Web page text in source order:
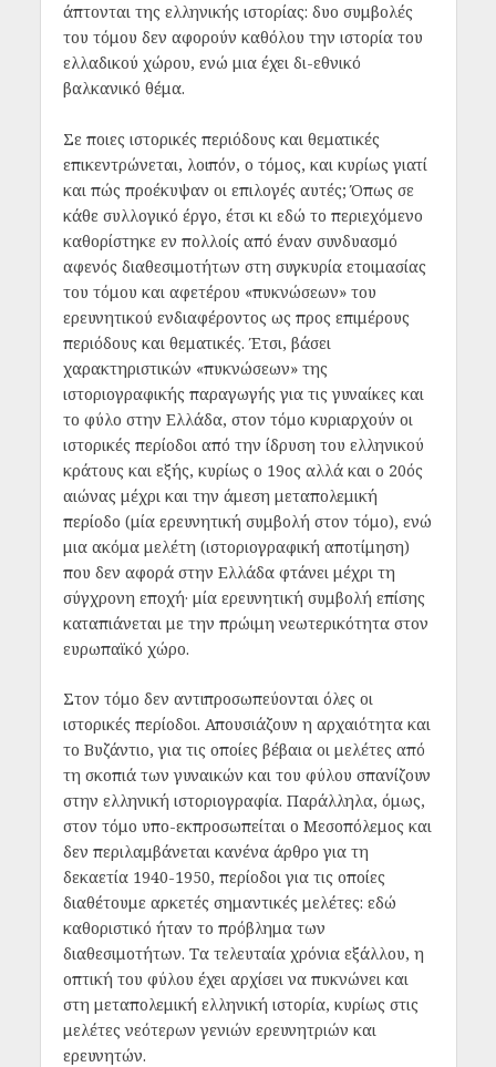
άπτονται της ελληνικής ιστορίας: δυο συμβολές
του τόμου δεν αφορούν καθόλου την ιστορία του
ελλαδικού χώρου, ενώ μια έχει δι-εθνικό
βαλκανικό θέμα.
Σε ποιες ιστορικές περιόδους και θεματικές
επικεντρώνεται, λοιπόν, ο τόμος, και κυρίως γιατί
και πώς προέκυψαν οι επιλογές αυτές; Όπως σε
κάθε συλλογικό έργο, έτσι κι εδώ το περιεχόμενο
καθορίστηκε εν πολλοίς από έναν συνδυασμό
αφενός διαθεσιμοτήτων στη συγκυρία ετοιμασίας
του τόμου και αφετέρου «πυκνώσεων» του
ερευνητικού ενδιαφέροντος ως προς επιμέρους
περιόδους και θεματικές. Έτσι, βάσει
χαρακτηριστικών «πυκνώσεων» της
ιστοριογραφικής παραγωγής για τις γυναίκες και
το φύλο στην Ελλάδα, στον τόμο κυριαρχούν οι
ιστορικές περίοδοι από την ίδρυση του ελληνικού
κράτους και εξής, κυρίως ο 19ος αλλά και ο 20ός
αιώνας μέχρι και την άμεση μεταπολεμική
περίοδο (μία ερευνητική συμβολή στον τόμο), ενώ
μια ακόμα μελέτη (ιστοριογραφική αποτίμηση)
που δεν αφορά στην Ελλάδα φτάνει μέχρι τη
σύγχρονη εποχή· μία ερευνητική συμβολή επίσης
καταπιάνεται με την πρώιμη νεωτερικότητα στον
ευρωπαϊκό χώρο.
Στον τόμο δεν αντιπροσωπεύονται όλες οι
ιστορικές περίοδοι. Απουσιάζουν η αρχαιότητα και
το Βυζάντιο, για τις οποίες βέβαια οι μελέτες από
τη σκοπιά των γυναικών και του φύλου σπανίζουν
στην ελληνική ιστοριογραφία. Παράλληλα, όμως,
στον τόμο υπο-εκπροσωπείται ο Μεσοπόλεμος και
δεν περιλαμβάνεται κανένα άρθρο για τη
δεκαετία 1940-1950, περίοδοι για τις οποίες
διαθέτουμε αρκετές σημαντικές μελέτες: εδώ
καθοριστικό ήταν το πρόβλημα των
διαθεσιμοτήτων. Τα τελευταία χρόνια εξάλλου, η
οπτική του φύλου έχει αρχίσει να πυκνώνει και
στη μεταπολεμική ελληνική ιστορία, κυρίως στις
μελέτες νεότερων γενιών ερευνητριών και
ερευνητών.